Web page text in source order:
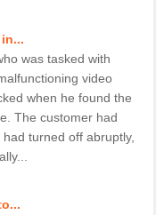
was tasked with
video
when he found the
The customer had
turned off abruptly,